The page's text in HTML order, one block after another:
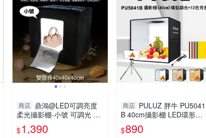
商店 鼎鴻@LED可調亮度
柔光攝影棚-小號 可調光 LE
D模組燈板 專業 輕便 保固
一年 40x40x40cm
$1,390
商店 PULUZ 胖牛 PU5041
B 40cm攝影棚 LED環形燈
12色背板 可調色溫 可折疊
方便攜帶
$890